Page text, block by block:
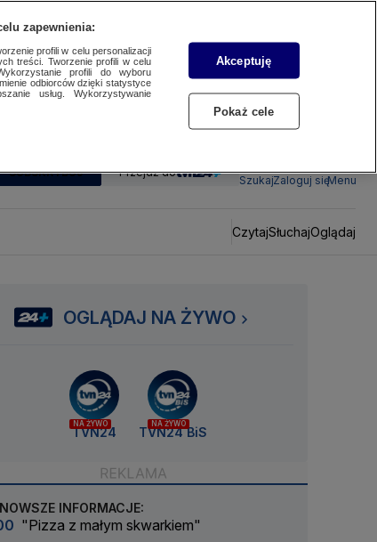
SUBSKRYBUJ Przejdź do
SzukajZaloguj sięMenu
CzytajSłuchajOglądaj
OGLĄDAJ NA ŻYWO
NA ŻYWO
TVN24
NA ŻYWO
TVN24 BiS
INFORMACJE:
"Pizza z małym skwarkiem"
zapewnienia:
profili w celu personalizacji
treści. Tworzenie profili w celu
profili do wyboru
odbiorców dzięki statystyce
usług. Wykorzystywanie
Akceptuję
Pokaż cele